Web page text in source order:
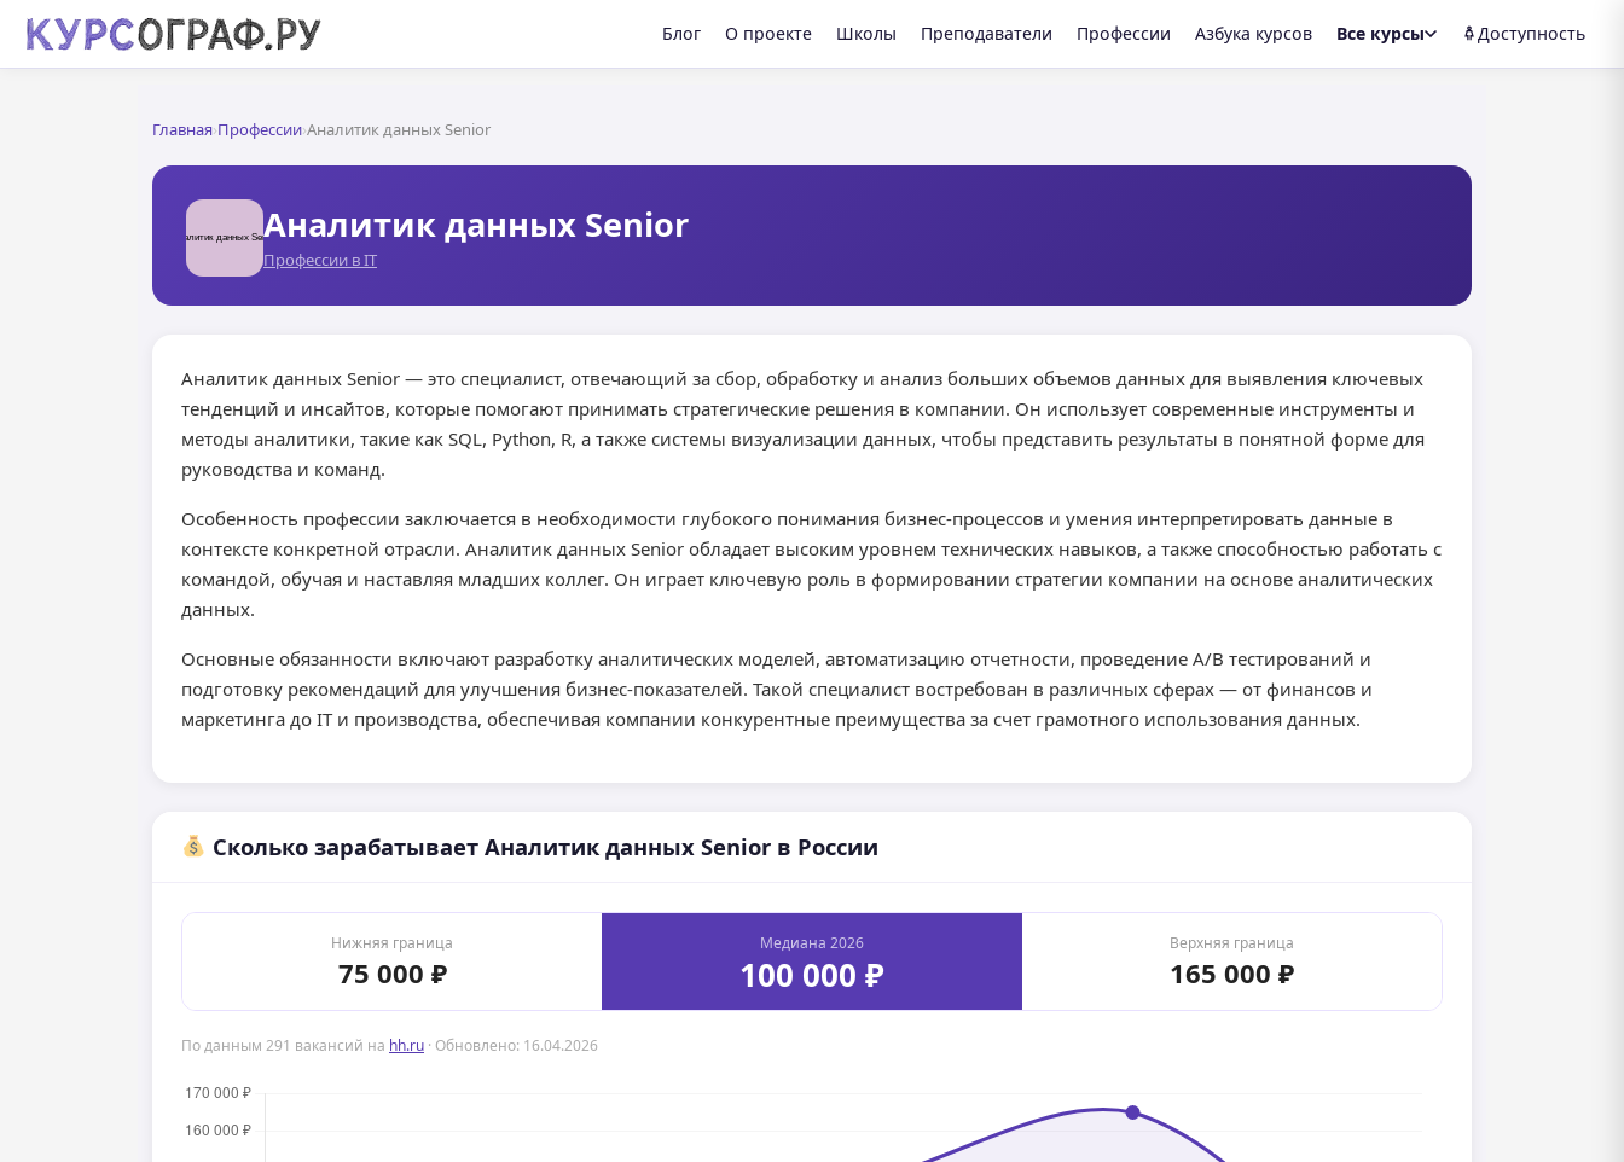
Блог О проекте Школы Преподаватели Профессии Азбука курсов Все курсы Доступность
Главная›Профессии›Аналитик данных Senior
Аналитик данных Senior
Профессии в IT
Аналитик данных Senior — это специалист, отвечающий за сбор, обработку и анализ больших объемов данных для выявления ключевых
тенденций и инсайтов, которые помогают принимать стратегические решения в компании. Он использует современные инструменты и
методы аналитики, такие как SQL, Python, R, а также системы визуализации данных, чтобы представить результаты в понятной форме для
руководства и команд.
Особенность профессии заключается в необходимости глубокого понимания бизнес-процессов и умения интерпретировать данные в
контексте конкретной отрасли. Аналитик данных Senior обладает высоким уровнем технических навыков, а также способностью работать с
командой, обучая и наставляя младших коллег. Он играет ключевую роль в формировании стратегии компании на основе аналитических
данных.
Основные обязанности включают разработку аналитических моделей, автоматизацию отчетности, проведение A/B тестирований и
подготовку рекомендаций для улучшения бизнес-показателей. Такой специалист востребован в различных сферах — от финансов и
маркетинга до IT и производства, обеспечивая компании конкурентные преимущества за счет грамотного использования данных.
Сколько зарабатывает Аналитик данных Senior в России
Нижняя граница
75 000 ₽
Медиана 2026
100 000 ₽
Верхняя граница
165 000 ₽
По данным 291 вакансий на hh.ru · Обновлено: 16.04.2026